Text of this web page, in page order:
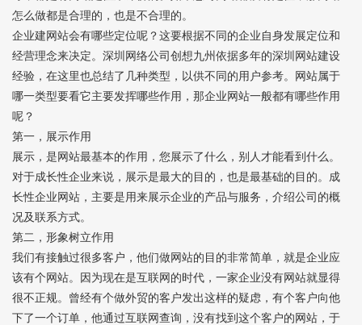
怎么做都是合理的，也是不合理的。
企业建网站会有哪些定位呢？这要根据不同的企业自身发展定位和
经营理念来决定。深圳网络公司创想九州依据多年的深圳网站建设
经验，在这里也总结了几种类型，以供不同的用户参考。网站属于
哪一类型要看它主要发挥哪些作用，那企业网站一般都有哪些作用
呢？
第一，展示作用
展示，是网站最基本的作用，您展示了什么，别人才能看到什么。
对于成长性企业来说，展示是最大的目的，也是最基础的目的。成
长性企业网站，主要是用来展示企业的产品与服务，介绍公司的概
况及联系方式。
第二，形象树立作用
我们有接触过很多客户，他们做网站的目的非常简单，就是企业应
该有个网站。因为现在是互联网的时代，一家企业没有网站就显得
很不正规。曾经有个做外贸的客户发出这样的疑虑，有个客户向他
下了一个订单，他通过互联网查询，没有找到这个客户的网站，于